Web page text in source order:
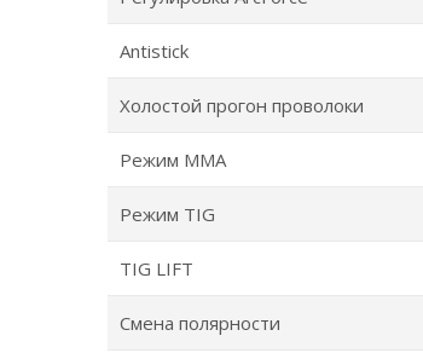
Antistick
Холостой прогон проволоки
Режим ММА
Режим TIG
TIG LIFT
Смена полярности